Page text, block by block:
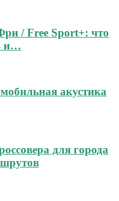
/ Free Sport+: что
и…
акустика
для города